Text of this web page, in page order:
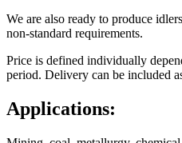
We are also ready to produce
non-standard requirements.
Price is defined individually
period. Delivery can be included
Applications: